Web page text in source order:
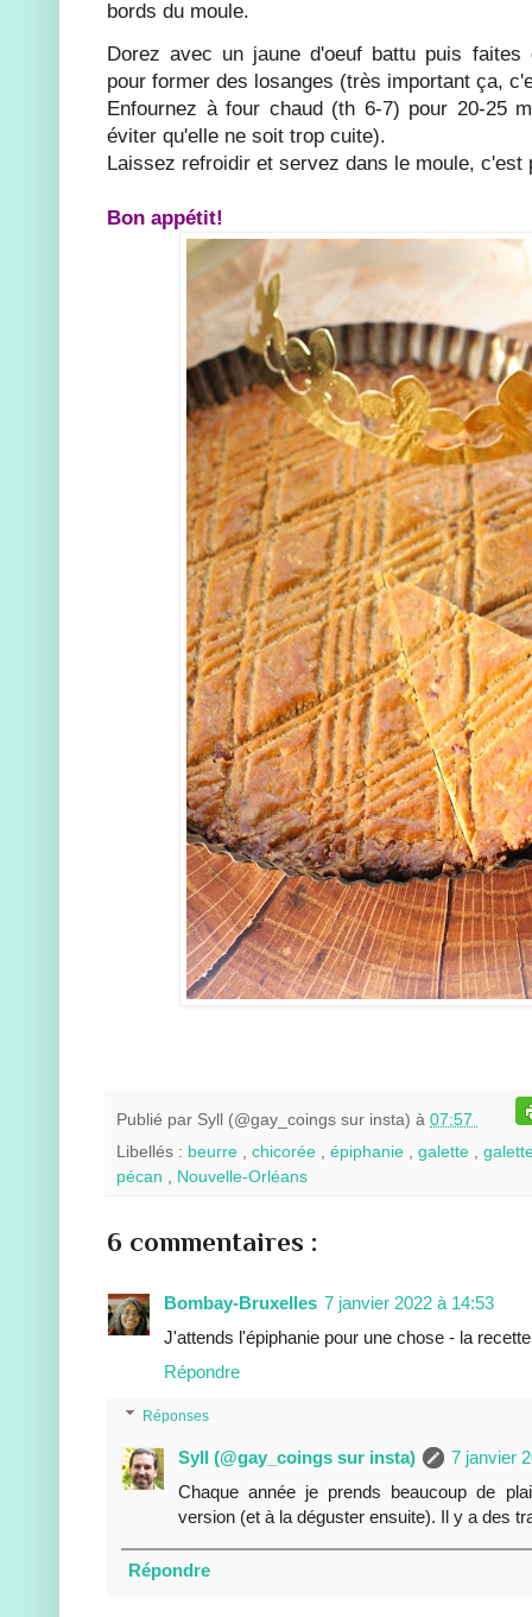
bords du moule.
Dorez avec un jaune d'oeuf battu puis
pour former des losanges (très important ça,
Enfournez à four chaud (th 6-7) pour 20-25
éviter qu'elle ne soit trop cuite).
Laissez refroidir et servez dans le moule, c'est
Bon appétit!
Publié par Syll (@gay_coings sur insta) à 07:57
Libellés : beurre chicorée épiphanie galette
pécan
Nouvelle-Orléans
6 commentaires :
Bombay-Bruxelles 7 janvier 2022 à 14:53
J'attends l'épiphanie pour une chose - la
Répondre
Réponses
Syll (@gay_coings sur insta)
7 janvier
Chaque année je prends beaucoup de
version (et à la déguster ensuite). Il y a des
Répondre